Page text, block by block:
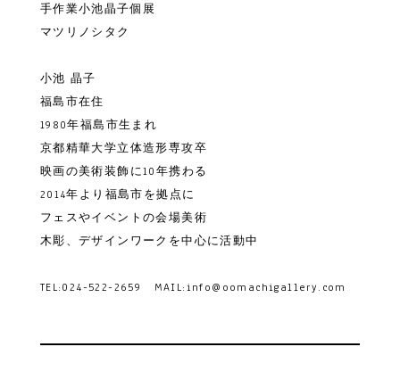
手作業小池晶子個展
マツリノシタク
小池 晶子
福島市在住
1980年福島市生まれ
京都精華大学立体造形専攻卒
映画の美術装飾に10年携わる
2014年より福島市を拠点に
フェスやイベントの会場美術
木彫、デザインワークを中心に活動中
TEL:024-522-2659 MAIL:info@oomachigallery.com